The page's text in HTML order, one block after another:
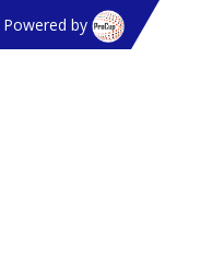
Powered by